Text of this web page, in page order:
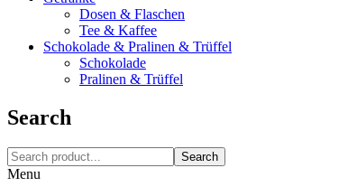
Dosen & Flaschen
Tee & Kaffee
Schokolade & Pralinen & Trüffel
Schokolade
Pralinen & Trüffel
Search
Search
Menu